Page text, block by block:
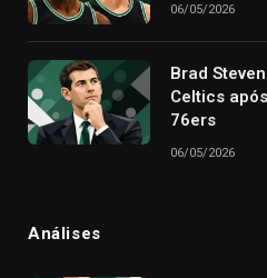
06/05/2026
Brad
Celtics
76ers
06/05/2026
Análises